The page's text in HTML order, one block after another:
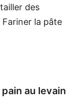
des
la pâte
au levain